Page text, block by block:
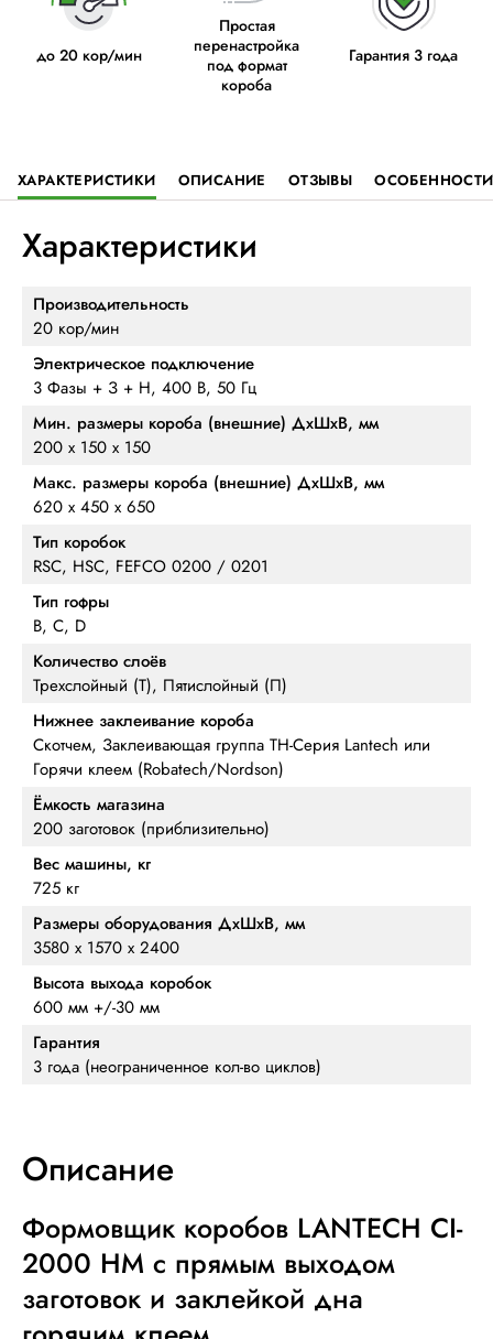
до 20 кор/мин
Простая
перенастройка
под формат
короба
Гарантия 3 года
ХАРАКТЕРИСТИКИ ОПИСАНИЕ ОТЗЫВЫ ОСОБЕННОСТИ
Характеристики
Производительность
20 кор/мин
Электрическое подключение
3 Фазы + З + Н, 400 В, 50 Гц
Мин. размеры короба (внешние) ДхШхВ, мм
200 х 150 х 150
Макс. размеры короба (внешние) ДхШхВ, мм
620 х 450 х 650
Тип коробок
RSC, HSC, FEFCO 0200 / 0201
Тип гофры
B, C, D
Количество слоёв
Трехслойный (Т), Пятислойный (П)
Нижнее заклеивание короба
Скотчем, Заклеивающая группа TH-Серия Lantech или
Горячи клеем (Robatech/Nordson)
Ёмкость магазина
200 заготовок (приблизительно)
Вес машины, кг
725 кг
Размеры оборудования ДхШхВ, мм
3580 х 1570 х 2400
Высота выхода коробок
600 мм +/-30 мм
Гарантия
3 года (неограниченное кол-во циклов)
Описание
Формовщик коробов LANTECH CI-
2000 HM с прямым выходом
заготовок и заклейкой дна